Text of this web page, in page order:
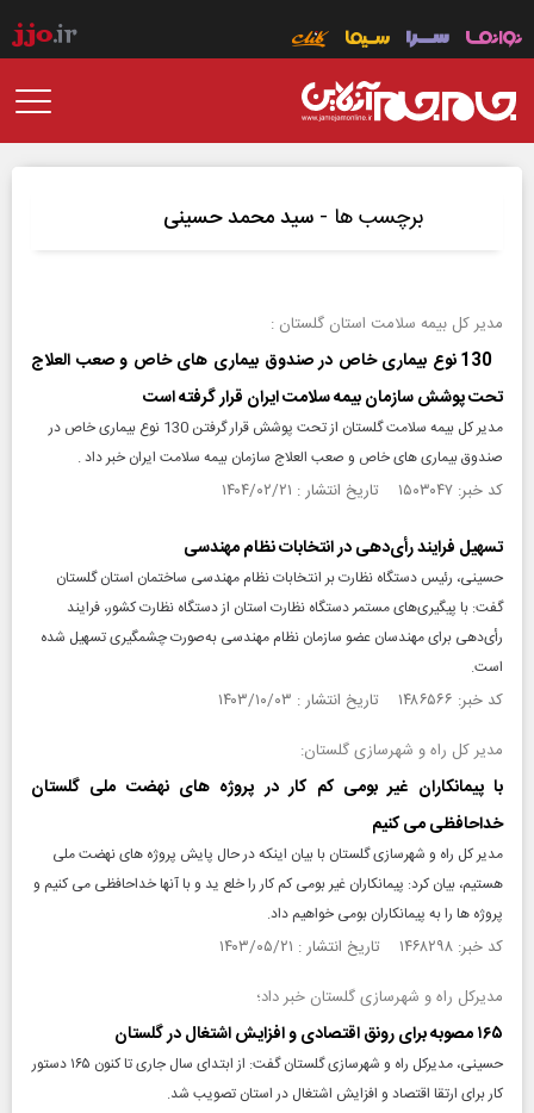
برچسب ها - سید محمد حسینی
مدیر کل بیمه سلامت استان گلستان :
130 نوع بیماری خاص در صندوق بیماری های خاص و صعب العلاج
تحت پوشش سازمان بیمه سلامت ایران قرار گرفته است
مدیر کل بیمه سلامت گلستان از تحت پوشش قرار گرفتن 130 نوع بیماری خاص در
صندوق بیماری های خاص و صعب العلاج سازمان بیمه سلامت ایران خبر داد .
کد خبر: ۱۵۰۳۰۴۷ تاریخ انتشار : ۱۴۰۴/۰۲/۲۱
تسهیل فرایند رأی‌دهی در انتخابات نظام مهندسی
حسینی، رئیس دستگاه نظارت بر انتخابات نظام مهندسی ساختمان استان گلستان
گفت: با پیگیری‌های مستمر دستگاه نظارت استان از دستگاه نظارت کشور، فرایند
رأی‌دهی برای مهندسان عضو سازمان نظام مهندسی به‌صورت چشمگیری تسهیل شده
است.
کد خبر: ۱۴۸۶۵۶۶ تاریخ انتشار : ۱۴۰۳/۱۰/۰۳
مدیر کل راه و شهرسازی گلستان:
با پیمانکاران غیر بومی کم کار در پروژه های نهضت ملی گلستان
خداحافظی می کنیم
مدیر کل راه و شهرسازی گلستان با بیان اینکه در حال پایش پروژه های نهضت ملی
هستیم، بیان کرد: پیمانکاران غیر بومی کم کار را خلع ید و با آنها خداحافظی می کنیم و
پروژه ها را به پیمانکاران بومی خواهیم داد.
کد خبر: ۱۴۶۸۲۹۸ تاریخ انتشار : ۱۴۰۳/۰۵/۲۱
مدیرکل راه و شهرسازی گلستان خبر داد؛
۱۶۵ مصوبه برای رونق اقتصادی و افزایش اشتغال در گلستان
حسینی، مدیرکل راه و شهرسازی گلستان گفت: از ابتدای سال جاری تا کنون ۱۶۵ دستور
کار برای ارتقا اقتصاد و افزایش اشتغال در استان تصویب شد.